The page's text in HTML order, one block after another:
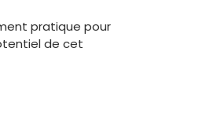
pratique pour
de cet